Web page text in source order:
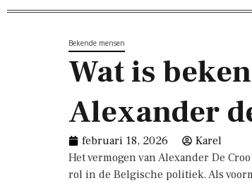
Bekende mensen
Wat is
Alexander
februari 18, 2026
Karel
Het vermogen van Alexander De
rol in de Belgische politiek. Als